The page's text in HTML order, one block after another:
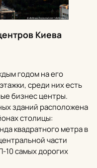
Киева
годом на его
среди них есть
бизнес центры.
зданий расположена
столицы:
квадратного метра в
части
10 самых дорогих